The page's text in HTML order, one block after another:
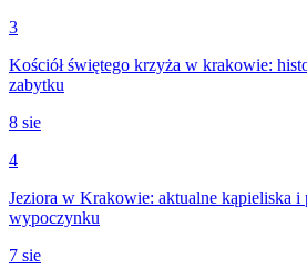
3
Kościół świętego krzyża w krakowie:
zabytku
8 sie
4
Jeziora w Krakowie: aktualne kąpieliska
wypoczynku
7 sie